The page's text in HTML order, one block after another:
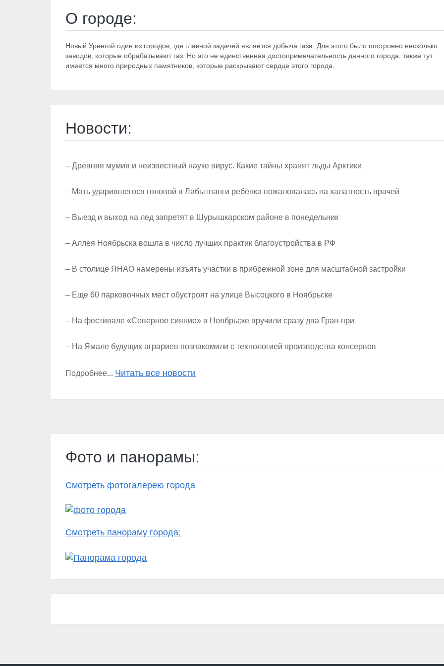
О городе:
Новый Уренгой один из городов, где главной задачей является добыча газа. Для этого было построено несколько
заводов, которые обрабатывают газ. Но это не единственная достопримечательность данного города, также тут
имеется много природных памятников, которые раскрывают сердце этого города.
Новости:
– Древняя мумия и неизвестный науке вирус. Какие тайны хранят льды Арктики
– Мать ударившегося головой в Лабытнанги ребенка пожаловалась на халатность врачей
– Выезд и выход на лед запретят в Шурышкарском районе в понедельник
– Аллея Ноябрьска вошла в число лучших практик благоустройства в РФ
– В столице ЯНАО намерены изъять участки в прибрежной зоне для масштабной застройки
– Еще 60 парковочных мест обустроят на улице Высоцкого в Ноябрьске
– На фестивале «Северное сияние» в Ноябрьске вручили сразу два Гран-при
– На Ямале будущих аграриев познакомили с технологией производства консервов
Подробнее... Читать все новости
Фото и панорамы:
Смотреть фотогалерею города
Смотреть панораму города: